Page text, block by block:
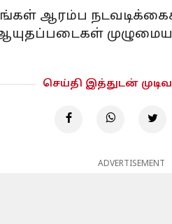
ஆரம்ப
செய்தி இத்துடன்
ADVERTISEMENT